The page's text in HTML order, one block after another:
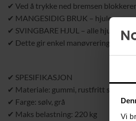
Vi
✔ Ved å trykke ned bremsen
✔ MANGESIDIG BRUK – hjulene
✔ SVINGBARE HJUL – alle hjul er
✔ Dette gir enkel manøvrering og rask
✔ SPESIFIKASJON
✔ Materiale: gummi, rustfritt stål
✔ Farge: sølv, grå
✔ Maks belastning: 220 kg